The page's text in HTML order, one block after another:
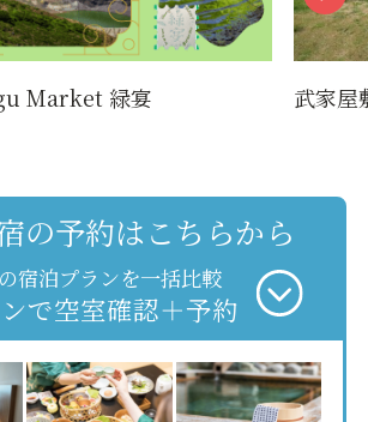
Market 緑宴 武家
の予約はこちらから
宿泊プランを一括比較
で空室確認＋予約